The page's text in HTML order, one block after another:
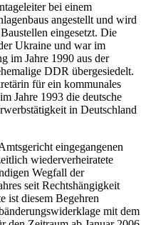
bei einem
angestellt und wird
eingesetzt. Die
Ukraine und war im
im Jahre 1990 aus der
DDR übergesiedelt.
für ein kommunales
Jahre 1993 die deutsche
in Deutschland
eingegangenen
wiederverheiratete
Wegfall der
seit Rechtshängigkeit
ist diesem Begehren
mit dem